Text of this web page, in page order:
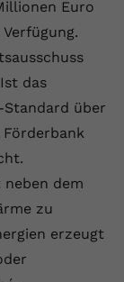
Euro
das
Standard über
neben dem
zu
erzeugt
Consent-
eine
die
eingestellt
der
um
unserer
Inhalte,
um
sammeln,